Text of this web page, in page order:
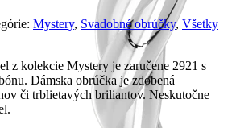
Mystery, Svadobné obrúčky, Všetky
z kolekcie Mystery je zaručene 2921 s
Dámska obrúčka je zdobená
či trblietavých briliantov. Neskutočne